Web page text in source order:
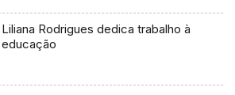
Liliana Rodrigues dedica trabalho à
educação